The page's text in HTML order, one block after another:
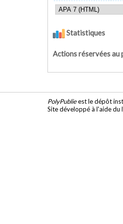
Statistiques
Actions réservées au
PolyPublieest le dépôt
Site développé à l'aide du